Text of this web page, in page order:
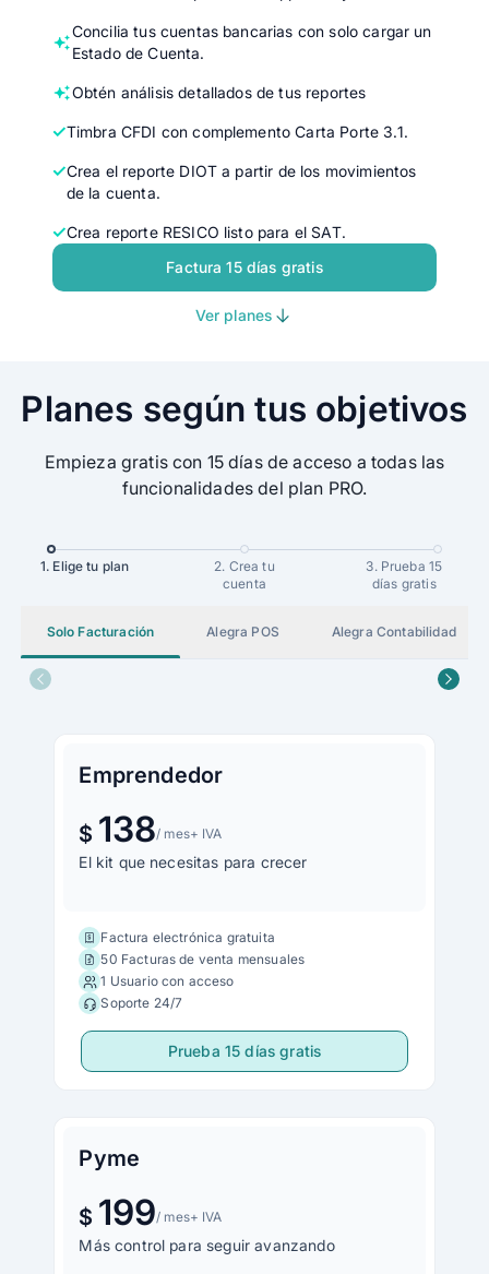
Concilia tus cuentas bancarias con solo cargar un
Estado de Cuenta.
Obtén análisis detallados de tus reportes
Timbra CFDI con complemento Carta Porte 3.1.
Crea el reporte DIOT a partir de los movimientos
de la cuenta.
Crea reporte RESICO listo para el SAT.
Factura 15 días gratis
Ver planes
1. Elige tu plan
2. Crea tu
cuenta
3. Prueba 15
días gratis
Planes según tus objetivos
Empieza gratis con 15 días de acceso a todas las
funcionalidades del plan PRO.
Solo Facturación Alegra POS Alegra Contabilidad
Emprendedor
$ 138/ mes+ IVA
El kit que necesitas para crecer
Factura electrónica gratuita
50 Facturas de venta mensuales
1 Usuario con acceso
Soporte 24/7
Prueba 15 días gratis
Pyme
$ 199/ mes+ IVA
Más control para seguir avanzando